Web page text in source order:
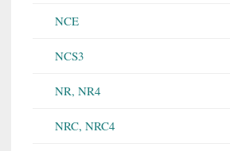
NCE
NCS3
NR, NR4
NRC, NRC4